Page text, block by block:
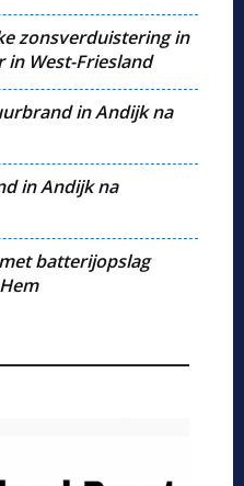
zonsverduistering in
in West-Friesland
in Andijk na
in Andijk na
batterijopslag